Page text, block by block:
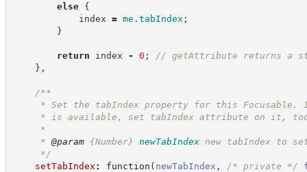
else
{
index = me . tabIndex ;
}
return index - 0 ; // getAttribute returns a
} ,
/**
* Set the tabIndex property for this Focusable.
* is available, set tabIndex attribute on it,
*
* @param {Number} newTabIndex
new tabIndex to
*/
setTabIndex : function ( newTabIndex , /* private */